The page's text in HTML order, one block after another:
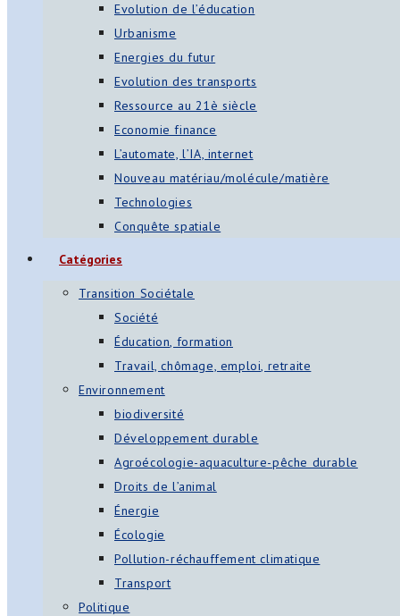
Evolution de l’éducation
Urbanisme
Energies du futur
Evolution des transports
Ressource au 21è siècle
Economie finance
L’automate, l’IA, internet
Nouveau matériau/molécule/matière
Technologies
Conquête spatiale
Catégories
Transition Sociétale
Société
Éducation, formation
Travail, chômage, emploi, retraite
Environnement
biodiversité
Développement durable
Agroécologie-aquaculture-pêche durable
Droits de l’animal
Énergie
Écologie
Pollution-réchauffement climatique
Transport
Politique